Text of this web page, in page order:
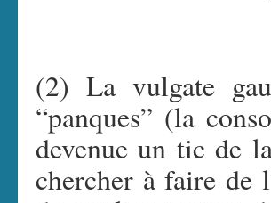
(2) La vulgate
“panques” (la
devenue un tic de
chercher à faire de